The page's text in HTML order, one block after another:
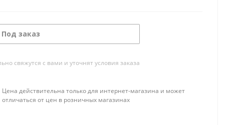
Под заказ
свяжутся с вами и уточнят условия заказа
Цена действительна только для интернет-магазина и может
отличаться от цен в розничных магазинах